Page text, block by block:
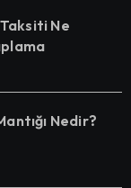
Ne
Nedir?